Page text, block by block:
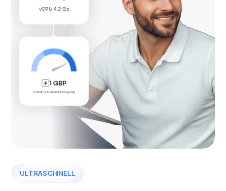
ULTRASCHNELL
vCPU 4,2 Gz
1 GBP
Schnelle Datenübertragung